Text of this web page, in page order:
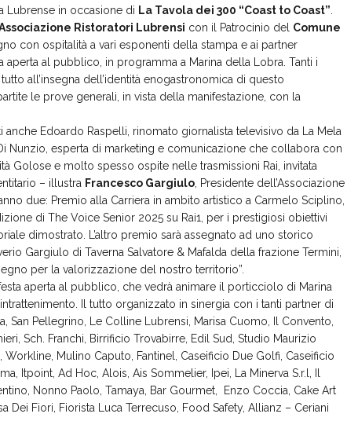
Lubrense in occasione di La Tavola dei 300 “Coast to Coast”
Ristoratori Lubrensi con il Patrocinio del Comune
con ospitalità a vari esponenti della stampa e ai partner
aperta al pubblico, in programma a Marina della Lobra. Tanti i
all’insegna dell’identità enogastronomica di questo
le prove generali, in vista della manifestazione, con la
Edoardo Raspelli, rinomato giornalista televisivo da La Mela
Nunzio, esperta di marketing e comunicazione che collabora con
Golose e molto spesso ospite nelle trasmissioni Rai, invitata
– illustra Francesco Gargiulo , Presidente dell’Associazione
due: Premio alla Carriera in ambito artistico a Carmelo Sciplino,
di The Voice Senior 2025 su Rai1, per i prestigiosi obiettivi
dimostrato. L’altro premio sarà assegnato ad uno storico
Gargiulo di Taverna Salvatore & Mafalda della frazione Termini,
per la valorizzazione del nostro territorio”.
aperta al pubblico, che vedrà animare il porticciolo di Marina
Il tutto organizzato in sinergia con i tanti partner di
San Pellegrino, Le Colline Lubrensi, Marisa Cuomo, Il Convento,
Sch. Franchi, Birrificio Trovabirre, Edil Sud, Studio Maurizio
Workline, Mulino Caputo, Fantinel, Caseificio Due Golfi, Caseificio
Itpoint, Ad Hoc, Alois, Ais Sommelier, Ipei, La Minerva S.r.l, Il
Nonno Paolo, Tamaya, Bar Gourmet, Enzo Coccia, Cake Art
Dei Fiori, Fiorista Luca Terrecuso, Food Safety, Allianz – Ceriani